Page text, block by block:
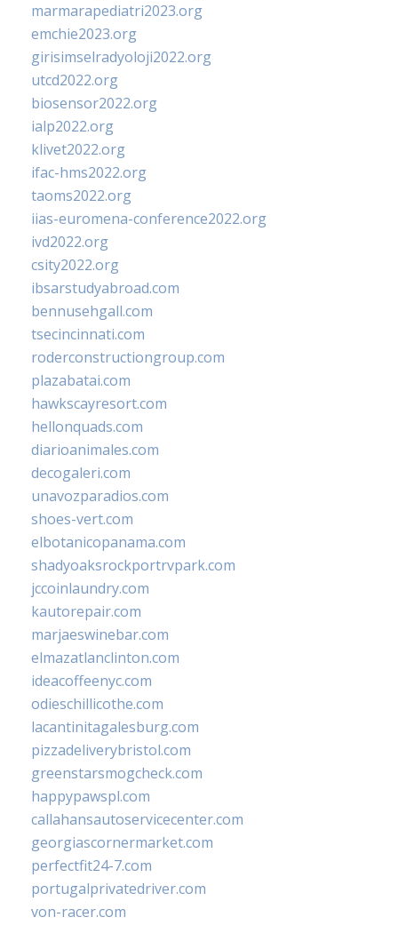
marmarapediatri2023.org
emchie2023.org
girisimselradyoloji2022.org
utcd2022.org
biosensor2022.org
ialp2022.org
klivet2022.org
ifac-hms2022.org
taoms2022.org
iias-euromena-conference2022.org
ivd2022.org
csity2022.org
ibsarstudyabroad.com
bennusehgall.com
tsecincinnati.com
roderconstructiongroup.com
plazabatai.com
hawkscayresort.com
hellonquads.com
diarioanimales.com
decogaleri.com
unavozparadios.com
shoes-vert.com
elbotanicopanama.com
shadyoaksrockportrvpark.com
jccoinlaundry.com
kautorepair.com
marjaeswinebar.com
elmazatlanclinton.com
ideacoffeenyc.com
odieschillicothe.com
lacantinitagalesburg.com
pizzadeliverybristol.com
greenstarsmogcheck.com
happypawspl.com
callahansautoservicecenter.com
georgiascornermarket.com
perfectfit24-7.com
portugalprivatedriver.com
von-racer.com